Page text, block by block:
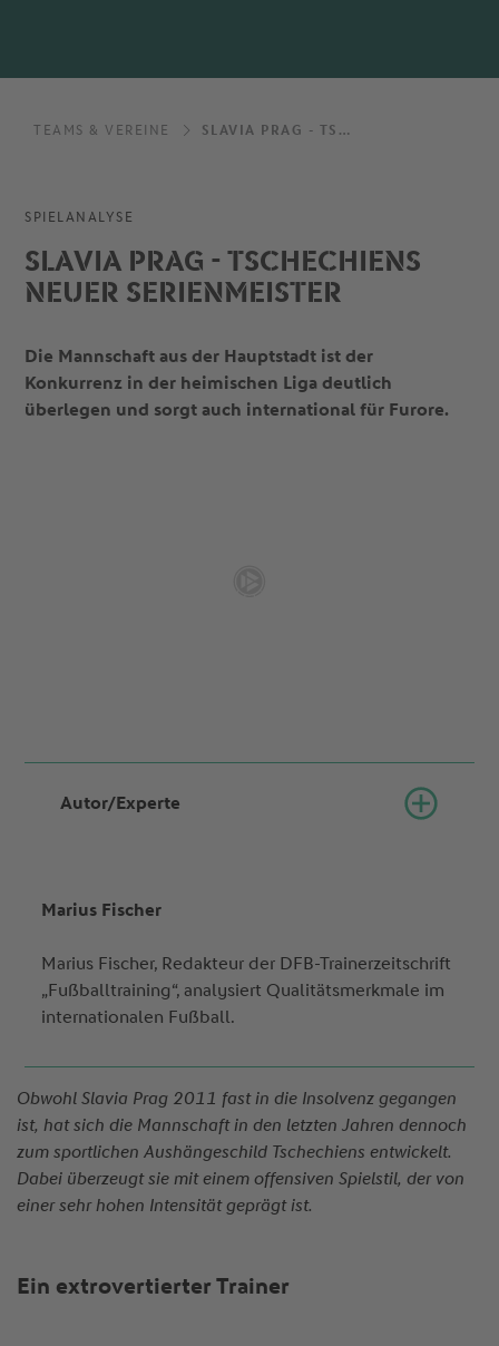
TEAMS & VEREINE SLAVIA PRAG - TSCHECHIENS NEUER SERIENMEISTER
SPIELANALYSE
SLAVIA PRAG - TSCHECHIENS
NEUER SERIENMEISTER
Die Mannschaft aus der Hauptstadt ist der
Konkurrenz in der heimischen Liga deutlich
überlegen und sorgt auch international für Furore.
Autor/Experte
Marius Fischer
Marius Fischer, Redakteur der DFB-Trainerzeitschrift
„Fußballtraining“, analysiert Qualitätsmerkmale im
internationalen Fußball.
Obwohl Slavia Prag 2011 fast in die Insolvenz gegangen
ist, hat sich die Mannschaft in den letzten Jahren dennoch
zum sportlichen Aushängeschild Tschechiens entwickelt.
Dabei überzeugt sie mit einem offensiven Spielstil, der von
einer sehr hohen Intensität geprägt ist.
Ein extrovertierter Trainer